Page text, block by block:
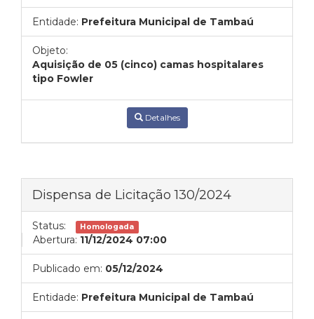
Entidade: Prefeitura Municipal de Tambaú
Objeto:
Aquisição de 05 (cinco) camas hospitalares
tipo Fowler
Detalhes
Dispensa de Licitação 130/2024
Status: Homologada
Abertura: 11/12/2024 07:00
Publicado em: 05/12/2024
Entidade: Prefeitura Municipal de Tambaú